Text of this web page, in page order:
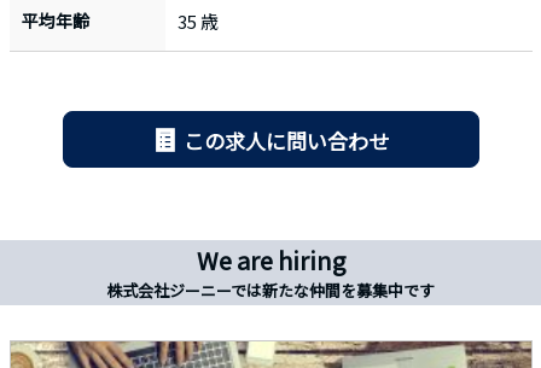
平均年齢 35 歳
この求人に問い合わせ
We are hiring
株式会社ジーニーでは新たな仲間を募集中です